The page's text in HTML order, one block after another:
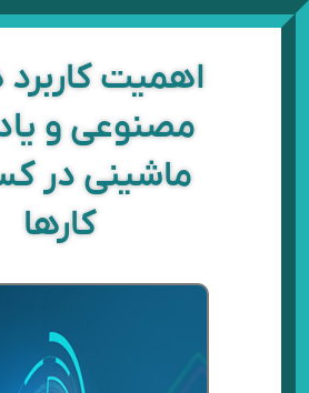
پرش
اهمیت
مصنوعی و
ماشینی در
کارها